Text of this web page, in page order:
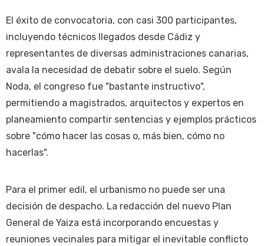
El éxito de convocatoria, con casi 300 participantes,
incluyendo técnicos llegados desde Cádiz y
representantes de diversas administraciones canarias,
avala la necesidad de debatir sobre el suelo. Según
Noda, el congreso fue "bastante instructivo",
permitiendo a magistrados, arquitectos y expertos en
planeamiento compartir sentencias y ejemplos prácticos
sobre "cómo hacer las cosas o, más bien, cómo no
hacerlas".
Para el primer edil, el urbanismo no puede ser una
decisión de despacho. La redacción del nuevo Plan
General de Yaiza está incorporando encuestas y
reuniones vecinales para mitigar el inevitable conflicto